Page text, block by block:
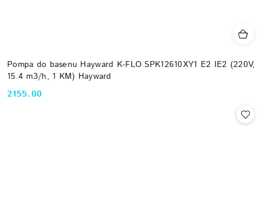
Pompa do basenu Hayward K-FLO SPK12610XY1 E2 IE2 (220V,
15.4 m3/h, 1 KM) Hayward
Cena:
2155.00